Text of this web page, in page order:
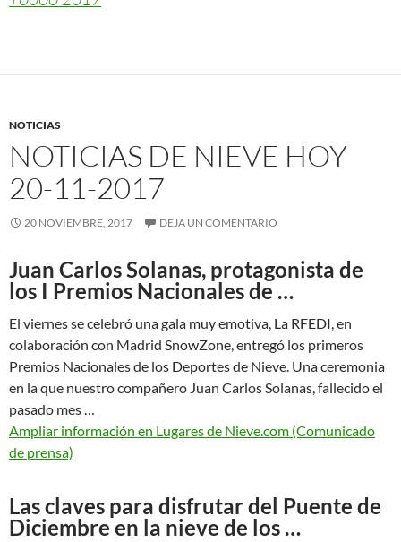
NOTICIAS
NOTICIAS DE NIEVE HOY
20-11-2017
20 NOVIEMBRE, 2017 DEJA UN COMENTARIO
Juan Carlos Solanas, protagonista de
los I Premios Nacionales de …
El viernes se celebró una gala muy emotiva, La RFEDI, en
colaboración con Madrid SnowZone, entregó los primeros
Premios Nacionales de los Deportes de Nieve. Una ceremonia
en la que nuestro compañero Juan Carlos Solanas, fallecido el
pasado mes …
Ampliar información en Lugares de Nieve.com (Comunicado
de prensa)
Las claves para disfrutar del Puente de
Diciembre en la nieve de los …